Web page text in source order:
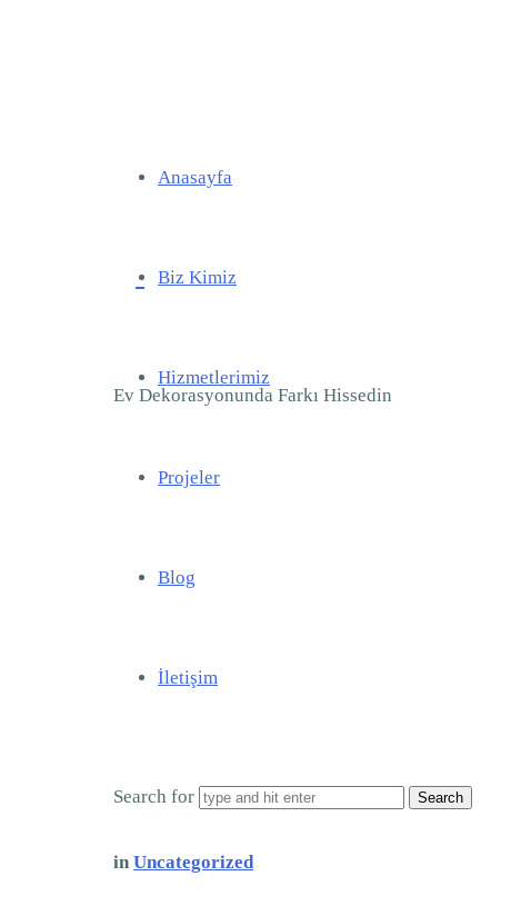
Ev Dekorasyonunda Farkı Hissedin
Anasayfa
Biz Kimiz
Hizmetlerimiz
Projeler
Blog
İletişim
Search for
in Uncategorized